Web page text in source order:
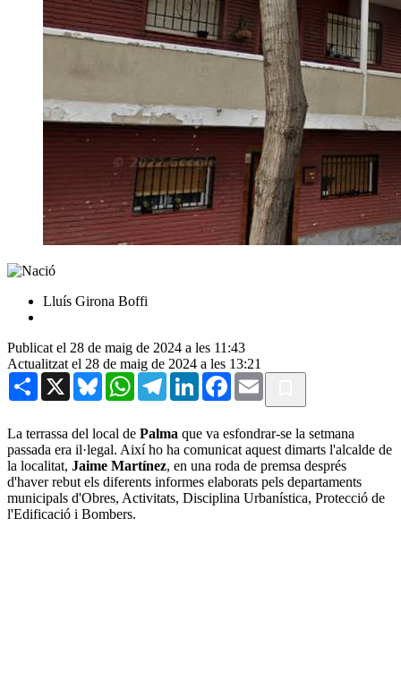
Lluís Girona Boffi
Publicat el 28 de maig de 2024 a les 11:43
Actualitzat el 28 de maig de 2024 a les 13:21
Share X BlueskyWhatsAppTelegramLinkedInFacebook
Email
La terrassa del local de Palma que va esfondrar-se la setmana
passada era il·legal. Així ho ha comunicat aquest dimarts l'alcalde de
la localitat, Jaime Martínez, en una roda de premsa després
d'haver rebut els diferents informes elaborats pels departaments
municipals d'Obres, Activitats, Disciplina Urbanística, Protecció de
l'Edificació i Bombers.